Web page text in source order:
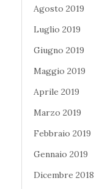
Agosto 2019
Luglio 2019
Giugno 2019
Maggio 2019
Aprile 2019
Marzo 2019
Febbraio 2019
Gennaio 2019
Dicembre 2018